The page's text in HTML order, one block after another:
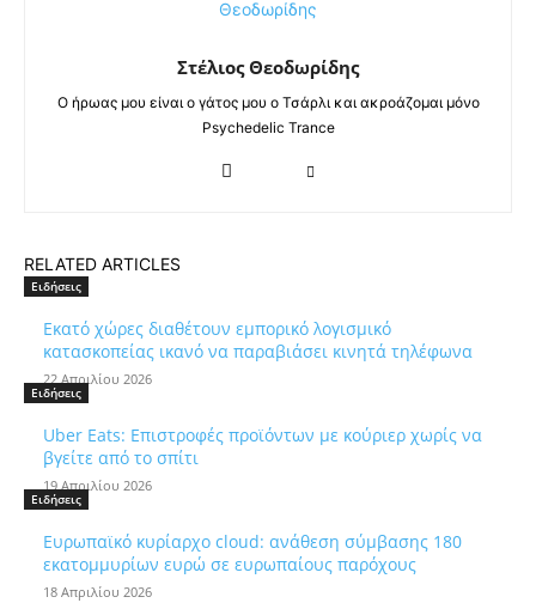
Στέλιος Θεοδωρίδης
Ο ήρωας μου είναι ο γάτος μου ο Τσάρλι και ακροάζομαι μόνο
Psychedelic Trance
RELATED ARTICLES
Ειδήσεις
Εκατό χώρες διαθέτουν εμπορικό λογισμικό
κατασκοπείας ικανό να παραβιάσει κινητά τηλέφωνα
22 Απριλίου 2026
Ειδήσεις
Uber Eats: Επιστροφές προϊόντων με κούριερ χωρίς να
βγείτε από το σπίτι
19 Απριλίου 2026
Ειδήσεις
Ευρωπαϊκό κυρίαρχο cloud: ανάθεση σύμβασης 180
εκατομμυρίων ευρώ σε ευρωπαίους παρόχους
18 Απριλίου 2026